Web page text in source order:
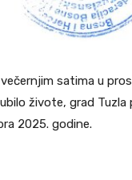
satima u
živote, grad Tuzla
2025. godine.